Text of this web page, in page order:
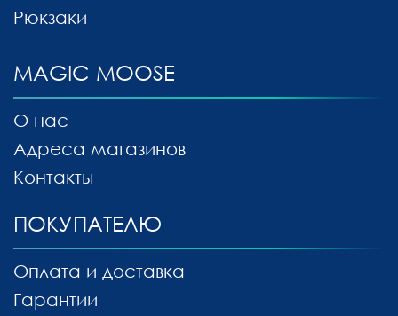
MAGIC MOOSE
О нас
Адреса магазинов
Контакты
Рюкзаки
ПОКУПАТЕЛЮ
Оплата и доставка
Гарантии